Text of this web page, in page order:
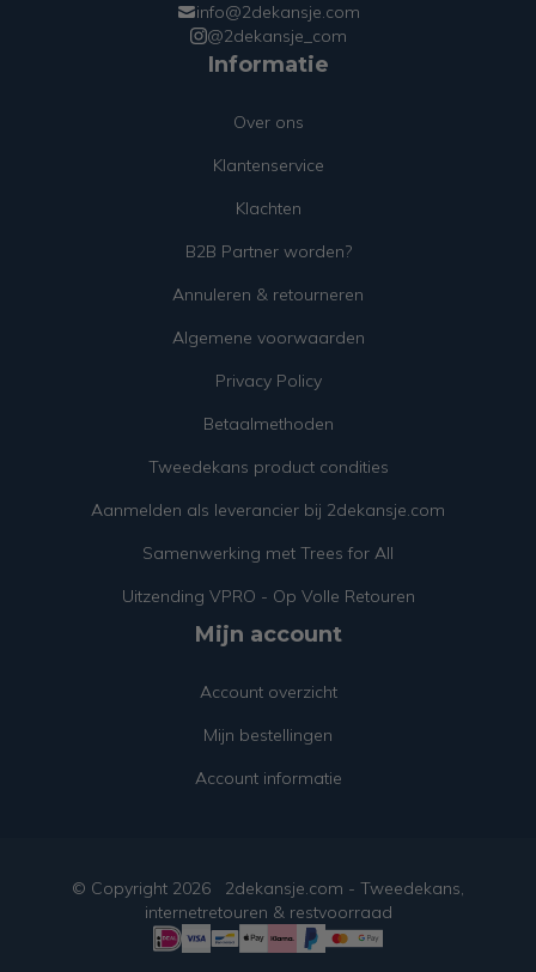
info@2dekansje.com
@2dekansje_com
Informatie
Over ons
Klantenservice
Klachten
B2B Partner worden?
Annuleren & retourneren
Algemene voorwaarden
Privacy Policy
Betaalmethoden
Tweedekans product condities
Aanmelden als leverancier bij 2dekansje.com
Samenwerking met Trees for All
Uitzending VPRO - Op Volle Retouren
Mijn account
Account overzicht
Mijn bestellingen
Account informatie
© Copyright 2026
2dekansje.com - Tweedekans,
internetretouren & restvoorraad